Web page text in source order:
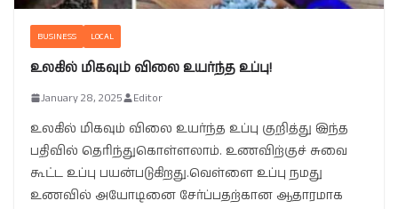
BUSINESS LOCAL
உலகில் மிகவும் விலை உயர்ந்த உப்பு!
January 28, 2025 Editor
உலகில் மிகவும் விலை உயர்ந்த உப்பு குறித்து இந்த
பதிவில் தெரிந்துகொள்ளலாம். உணவிற்குச் சுவை
கூட்ட உப்பு பயன்படுகிறது.வெள்ளை உப்பு நமது
உணவில் அயோடினை சேர்ப்பதற்கான ஆதாரமாக